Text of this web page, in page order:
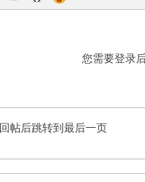
您需要登录
回帖后跳转到最后一页